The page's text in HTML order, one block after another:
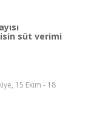
süt verimi
15 Ekim - 18